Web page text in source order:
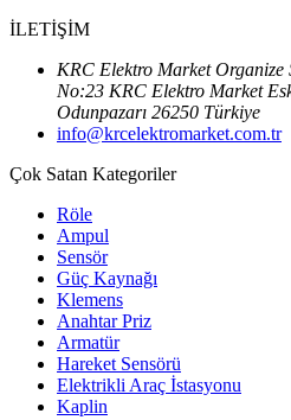
İLETİŞİM
KRC Elektro Market Organize
No:23 KRC Elektro Market
Odunpazarı 26250 Türkiye
info@krcelektromarket.com.tr
Çok Satan Kategoriler
Röle
Ampul
Sensör
Güç Kaynağı
Klemens
Anahtar Priz
Armatür
Hareket Sensörü
Elektrikli Araç İstasyonu
Kaplin